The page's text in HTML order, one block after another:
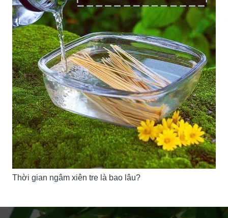
Thời gian ngâm xiên tre là bao lâu?